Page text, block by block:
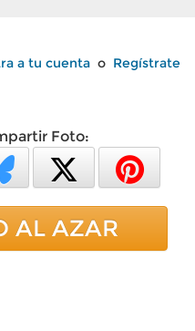
a tu cuenta o Regístrate
Foto:
AL AZAR